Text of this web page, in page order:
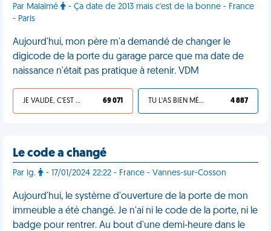
Par Malaimé
- Ça date de 2013 mais c'est de la bonne - France
- Paris
Aujourd'hui, mon père m'a demandé de changer le
digicode de la porte du garage parce que ma date de
naissance n'était pas pratique à retenir. VDM
JE VALIDE, C'EST UNE VDM 69 071 TU L'AS BIEN MÉRITÉ 4 887
Le code a changé
Par lg. - 17/01/2024 22:22 - France - Vannes-sur-Cosson
Aujourd'hui, le système d'ouverture de la porte de mon
immeuble a été changé. Je n'ai ni le code de la porte, ni le
badge pour rentrer. Au bout d'une demi-heure dans le